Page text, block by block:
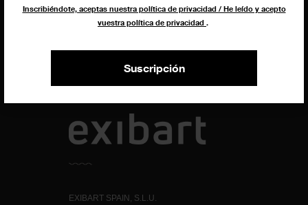
Inscribiéndote, aceptas nuestra política de privacidad / He leído y acepto
vuestra política de privacidad .
Suscripción
Marketing
Francesca Grismondi
EXIBART SPAIN, S.L.U.